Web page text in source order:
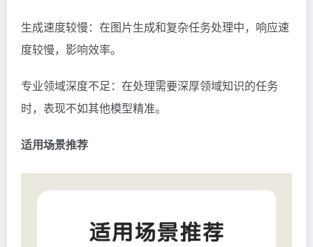
生成速度较慢：在图片生成和复杂任务处理中，响应速
度较慢，影响效率。
专业领域深度不足：在处理需要深厚领域知识的任务
时，表现不如其他模型精准。
适用场景推荐